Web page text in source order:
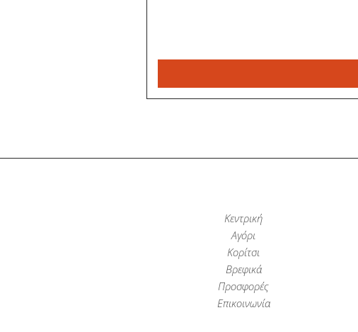
Κεντρική
Αγόρι
Κορίτσι
Βρεφικά
Προσφορές
Επικοινωνία